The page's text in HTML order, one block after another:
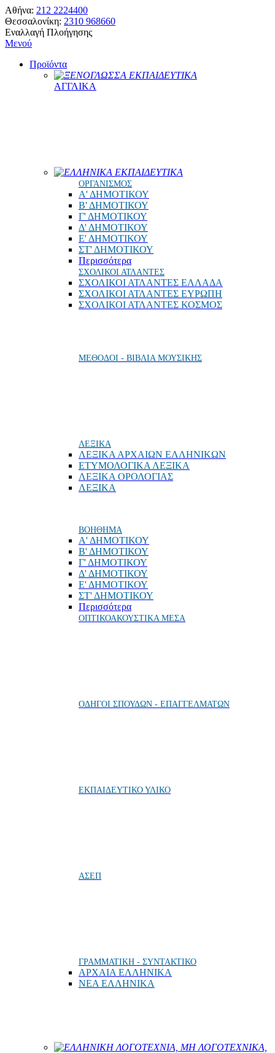
Αθήνα: 212 2224400
Θεσσαλονίκη: 2310 968660
Εναλλαγή Πλοήγησης
Μενού
Προϊόντα
ΞΕΝΟΓΛΩΣΣΑ ΕΚΠΑΙΔΕΥΤΙΚΑ
ΑΓΓΛΙΚΑ
ΕΛΛΗΝΙΚΑ ΕΚΠΑΙΔΕΥΤΙΚΑ
ΟΡΓΑΝΙΣΜΟΣ
Α' ΔΗΜΟΤΙΚΟΥ
Β' ΔΗΜΟΤΙΚΟΥ
Γ' ΔΗΜΟΤΙΚΟΥ
Δ' ΔΗΜΟΤΙΚΟΥ
Ε' ΔΗΜΟΤΙΚΟΥ
ΣΤ' ΔΗΜΟΤΙΚΟΥ
Περισσότερα
ΣΧΟΛΙΚΟΙ ΑΤΛΑΝΤΕΣ
ΣΧΟΛΙΚΟΙ ΑΤΛΑΝΤΕΣ ΕΛΛΑΔΑ
ΣΧΟΛΙΚΟΙ ΑΤΛΑΝΤΕΣ ΕΥΡΩΠΗ
ΣΧΟΛΙΚΟΙ ΑΤΛΑΝΤΕΣ ΚΟΣΜΟΣ
ΜΕΘΟΔΟΙ - ΒΙΒΛΙΑ ΜΟΥΣΙΚΗΣ
ΛΕΞΙΚΑ
ΛΕΞΙΚΑ ΑΡΧΑΙΩΝ ΕΛΛΗΝΙΚΩΝ
ΕΤΥΜΟΛΟΓΙΚΑ ΛΕΞΙΚΑ
ΛΕΞΙΚΑ ΟΡΟΛΟΓΙΑΣ
ΛΕΞΙΚΑ
ΒΟΗΘΗΜΑ
Α' ΔΗΜΟΤΙΚΟΥ
Β' ΔΗΜΟΤΙΚΟΥ
Γ' ΔΗΜΟΤΙΚΟΥ
Δ' ΔΗΜΟΤΙΚΟΥ
Ε' ΔΗΜΟΤΙΚΟΥ
ΣΤ' ΔΗΜΟΤΙΚΟΥ
Περισσότερα
ΟΠΤΙΚΟΑΚΟΥΣΤΙΚΑ ΜΕΣΑ
ΟΔΗΓΟΙ ΣΠΟΥΔΩΝ - ΕΠΑΓΓΕΛΜΑΤΩΝ
ΕΚΠΑΙΔΕΥΤΙΚΟ ΥΛΙΚΟ
ΑΣΕΠ
ΓΡΑΜΜΑΤΙΚΗ - ΣΥΝΤΑΚΤΙΚΟ
ΑΡΧΑΙΑ ΕΛΛΗΝΙΚΑ
ΝΕΑ ΕΛΛΗΝΙΚΑ
ΕΛΛΗΝΙΚΗ ΛΟΓΟΤΕΧΝΙΑ, ΜΗ ΛΟΓΟΤΕΧΝΙΚΑ,